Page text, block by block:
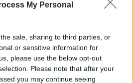
My Personal
sale, sharing to third parties, or
or sensitive information for
please use the below opt-out
Please note that after your
you may continue seeing
άγχος σου πριν βγεις στη
κόσμο;
ένα μπολ φράουλες, το